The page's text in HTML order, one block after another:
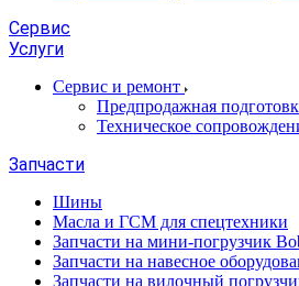
Сервис
Услуги
Сервис и ремонт
Предпродажная
Техническое
Запчасти
Шины
Масла и ГСМ для спецтехники
Запчасти на мини-погрузчик
Запчасти на навесное
Запчасти на вилочный